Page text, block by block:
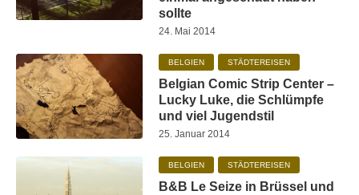
sollte
24. Mai 2014
BELGIEN STÄDTEREISEN
Belgian Comic Strip Center –
Lucky Luke, die Schlümpfe
und viel Jugendstil
25. Januar 2014
BELGIEN STÄDTEREISEN
B&B Le Seize in Brüssel und